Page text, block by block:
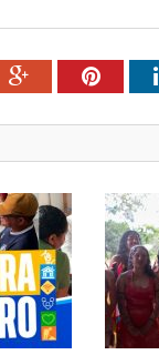
Google+